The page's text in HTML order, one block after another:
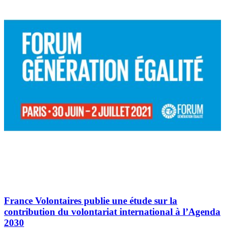
France Volontaires publie une étude sur la
contribution du volontariat international à l’Agenda
2030